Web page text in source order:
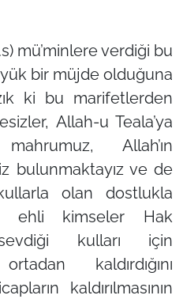
mü’minlere verdiği bu
bir müjde olduğuna
ki bu marifetlerden
Allah-u Teala’ya
Allah’ın
bulunmaktayız ve de
olan dostlukla
ehli kimseler Hak
kulları için
kaldırdığını
kaldırılmasının